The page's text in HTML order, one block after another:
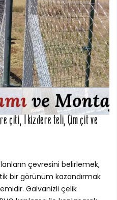
çiti, İkizdere teli, Çim çit ve
çevresini belirlemek,
bir görünüm kazandırmak
Galvanizli çelik